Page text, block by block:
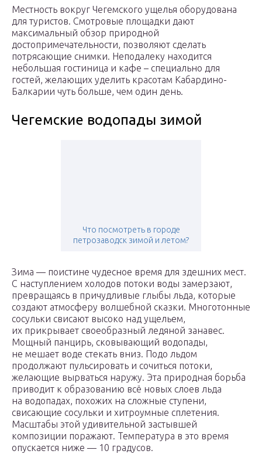
Местность вокруг Чегемского ущелья оборудована
для туристов. Смотровые площадки дают
максимальный обзор природной
достопримечательности, позволяют сделать
потрясающие снимки. Неподалеку находится
небольшая гостиница и кафе – специально для
гостей, желающих уделить красотам Кабардино-
Балкарии чуть больше, чем один день.
Чегемские водопады зимой
Что посмотреть в городе
петрозаводск зимой и летом?
Зима — поистине чудесное время для здешних мест.
С наступлением холодов потоки воды замерзают,
превращаясь в причудливые глыбы льда, которые
создают атмосферу волшебной сказки. Многотонные
сосульки свисают высоко над ущельем,
их прикрывает своеобразный ледяной занавес.
Мощный панцирь, сковывающий водопады,
не мешает воде стекать вниз. Подо льдом
продолжают пульсировать и сочиться потоки,
желающие вырваться наружу. Эта природная борьба
приводит к образованию всё новых слоев льда
на водопадах, похожих на сложные ступени,
свисающие сосульки и хитроумные сплетения.
Масштабы этой удивительной застывшей
композиции поражают. Температура в это время
опускается ниже — 10 градусов.